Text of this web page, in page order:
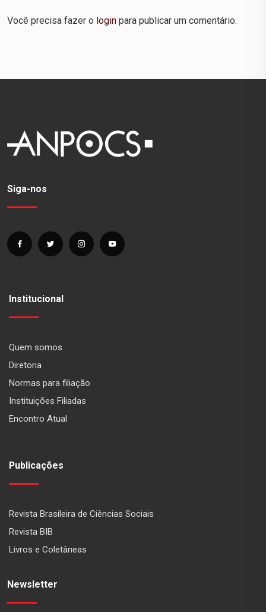
Você precisa fazer o login para publicar um comentário.
Siga-nos
Institucional
Quem somos
Diretoria
Normas para filiação
Instituições Filiadas
Encontro Atual
Publicações
Revista Brasileira de Ciências Sociais
Revista BIB
Livros e Coletâneas
Newsletter